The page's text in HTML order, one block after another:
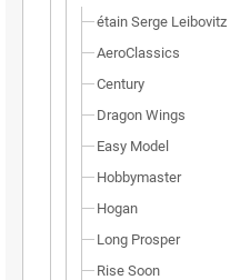
étain Serge Leibovitz
AeroClassics
Century
Dragon Wings
Easy Model
Hobbymaster
Hogan
Long Prosper
Rise Soon